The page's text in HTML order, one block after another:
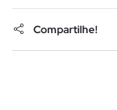
Compartilhe!